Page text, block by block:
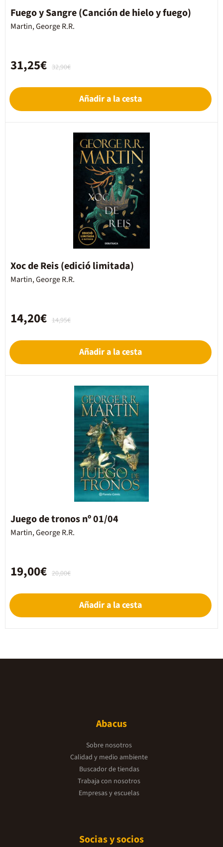
Fuego y Sangre (Canción de hielo y fuego)
Martin, George R.R.
32,90€
31,25€
Añadir a la cesta
Xoc de Reis (edició limitada)
Martin, George R.R.
14,95€
14,20€
Añadir a la cesta
Juego de tronos nº 01/04
Martin, George R.R.
20,00€
19,00€
Añadir a la cesta
Abacus
Sobre nosotros
Calidad y medio ambiente
Buscador de tiendas
Trabaja con nosotros
Empresas y escuelas
Socias y socios